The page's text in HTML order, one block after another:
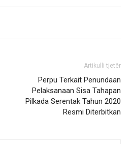
Artikulli tjetër
Perpu Terkait Penundaan
Pelaksanaan Sisa Tahapan
Pilkada Serentak Tahun 2020
Resmi Diterbitkan